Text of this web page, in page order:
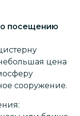
посещению
цена
сооружение.